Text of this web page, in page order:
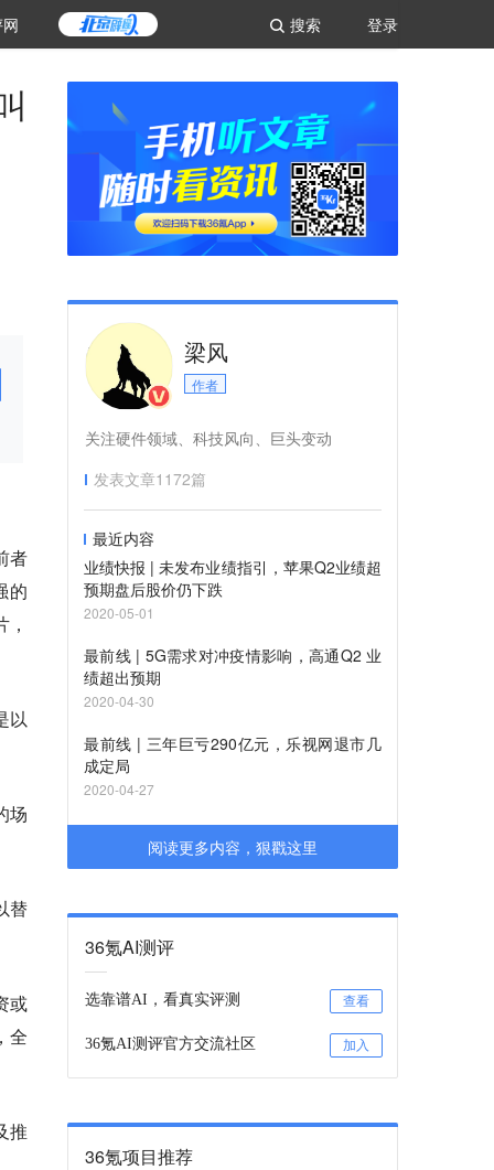
登录
搜索
者
的
以
场
替
或
全
推
梁风
作者
关注硬件领域、科技风向、巨头变动
发表文章1172篇
最近内容
业绩快报 | 未发布业绩指引，苹果Q2业绩超
预期盘后股价仍下跌
2020-05-01
最前线 | 5G需求对冲疫情影响，高通Q2 业
绩超出预期
2020-04-30
最前线 | 三年巨亏290亿元，乐视网退市几
成定局
2020-04-27
阅读更多内容，狠戳这里
36氪AI测评
选靠谱AI，看真实评测 查看
36氪AI测评官方交流社区 加入
36氪项目推荐